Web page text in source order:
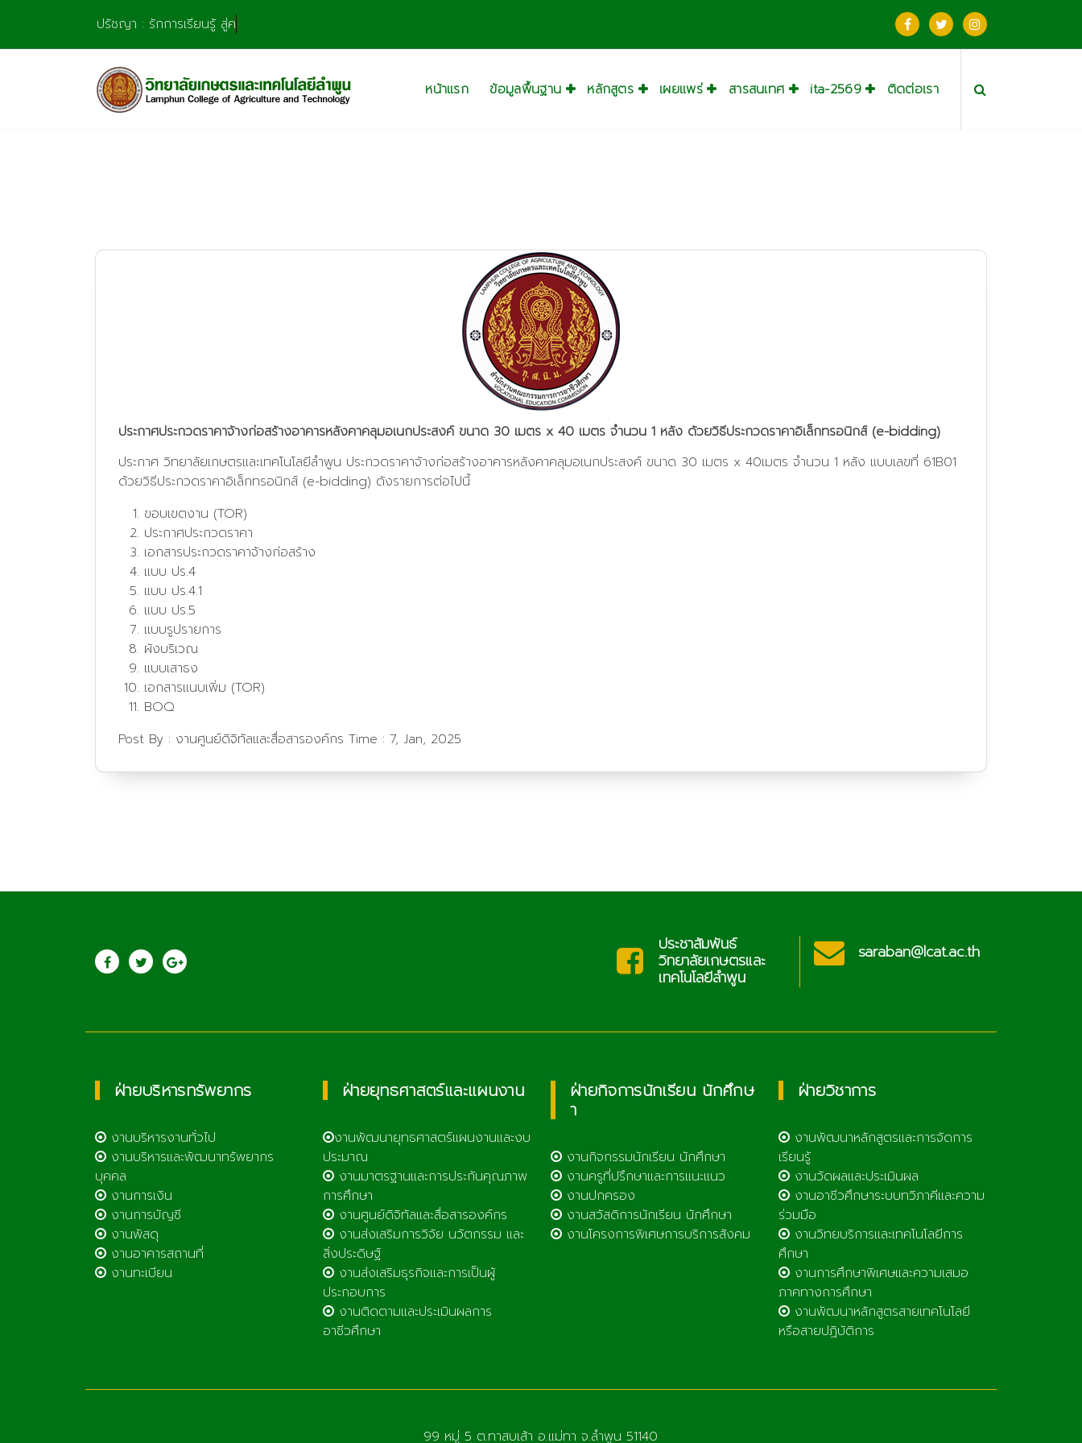
content
ปรัชญา : รักการเรียนรู้ สู่ความ
หน้าแรก ข้อมูลพื้นฐาน หลักสูตร เผยแพร่ สารสนเทศ ita-2569 ติดต่อเรา
ประกาศประกวดราคาจ้างก่อสร้างอาคารหลังคาคลุมอเนกประสงค์ ขนาด 30 เมตร x 40 เมตร จำนวน 1 หลัง ด้วยวิธีประกวดราคาอิเล็กทรอนิกส์ (e-bidding)
ประกาศ วิทยาลัยเกษตรและเทคโนโลยีลำพูน ประกวดราคาจ้างก่อสร้างอาคารหลังคาคลุมอเนกประสงค์ ขนาด 30 เมตร x 40เมตร จํานวน 1 หลัง แบบเลขที่ 61B01
ด้วยวิธีประกวดราคาอิเล็กทรอนิกส์ (e-bidding) ดังรายการต่อไปนี้
ขอบเขตงาน (TOR)
ประกาศประกวดราคา
เอกสารประกวดราคาจ้างก่อสร้าง
แบบ ปร.4
แบบ ปร.4.1
แบบ ปร.5
แบบรูปรายการ
ผังบริเวณ
แบบเสาธง
เอกสารแนบเพิ่ม (TOR)
BOQ
Post By : งานศูนย์ดิจิทัลและสื่อสารองค์กร Time : 7, Jan, 2025
ประชาสัมพันธ์
วิทยาลัยเกษตรและ
เทคโนโลยีลำพูน
saraban@lcat.ac.th
ฝ่ายบริหารทรัพยากร
งานบริหารงานทั่วไป
งานบริหารและพัฒนาทรัพยากร
บุคคล
งานการเงิน
งานการบัญชี
งานพัสดุ
งานอาคารสถานที่
งานทะเบียน
ฝ่ายยุทธศาสตร์และแผนงาน
งานพัฒนายุทธศาสตร์แผนงานและงบ
ประมาณ
งานมาตรฐานและการประกันคุณภาพ
การศึกษา
งานศูนย์ดิจิทัลและสื่อสารองค์กร
งานส่งเสริมการวิจัย นวัตกรรม และ
สิ่งประดิษฐ์
งานส่งเสริมธุรกิจและการเป็นผู้
ประกอบการ
งานติดตามและประเมินผลการ
อาชีวศึกษา
ฝ่ายกิจการนักเรียน นักศึกษ
า
งานกิจกรรมนักเรียน นักศึกษา
งานครูที่ปรึกษาและการแนะแนว
งานปกครอง
งานสวัสดิการนักเรียน นักศึกษา
งานโครงการพิเศษการบริการสังคม
ฝ่ายวิชาการ
งานพัฒนาหลักสูตรและการจัดการ
เรียนรู้
งานวัดผลและประเมินผล
งานอาชีวศึกษาระบบทวิภาคีและความ
ร่วมมือ
งานวิทยบริการและเทคโนโลยีการ
ศึกษา
งานการศึกษาพิเศษและความเสมอ
ภาคทางการศึกษา
งานพัฒนาหลักสูตรสายเทคโนโลยี
หรือสายปฏิบัติการ
99 หมู่ 5 ต.ทาสบเส้า อ.แม่ทา จ.ลำพูน 51140